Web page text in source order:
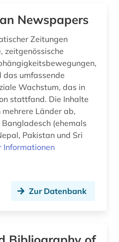
Newspapers
Zeitungen
zeitgenössische
umfassende
Wachstum, das in
stattfand. Die Inhalte
Länder ab,
(ehemals
Pakistan und Sri
Informationen
Zur Datenbank